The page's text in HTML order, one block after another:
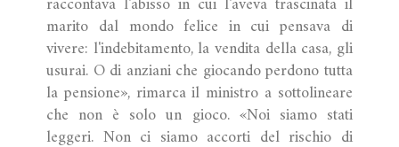
marito dal mondo felice in cui pensava di
vivere: l'indebitamento, la vendita della casa, gli
usurai. O di anziani che giocando perdono tutta
la pensione», rimarca il ministro a sottolineare
che non è solo un gioco. «Noi siamo stati
leggeri. Non ci siamo accorti del rischio di